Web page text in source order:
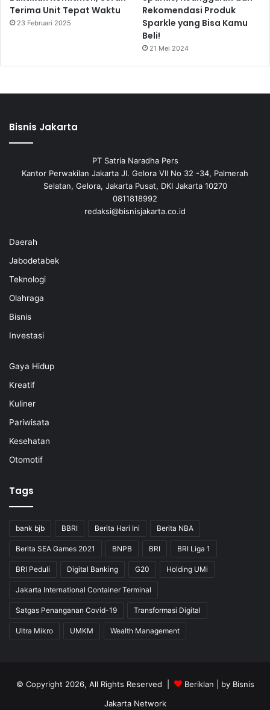
Terima Unit Tepat Waktu
23 Februari 2025
Rekomendasi Produk
Sparkle yang Bisa Kamu
Beli!
21 Mei 2024
Bisnis Jakarta
PT Satria Naradha Pers
Kantor Perwakilan Jakarta Jl. Gelora VII No 32 -34, Palmerah
Selatan, Gelora, Jakarta Pusat, DKI Jakarta 10270
0811818992
redaksi@bisnisjakarta.co.id
Daerah
Jabodetabek
Teknologi
Olahraga
Bisnis
Investasi
Gaya Hidup
Kreatif
Kuliner
Pariwisata
Kesehatan
Otomotif
Tags
bank bjb BBRI Berita Hari Ini Berita NBA
Berita SEA Games 2021 BNPB BRI BRI Liga 1
BRI Peduli Digital Banking G20 Holding UMi
Jakarta International Container Terminal
Satgas Penanganan Covid-19 Transformasi Digital
Ultra Mikro UMKM Wealth Management
© Copyright 2026, All Rights Reserved | Beriklan | by Bisnis
Jakarta Network